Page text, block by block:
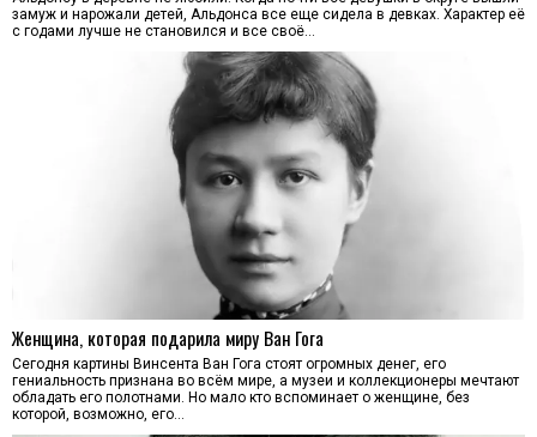
замуж и нарожали детей, Альдонса все еще сидела в девках. Характер её
с годами лучше не становился и все своё…
Женщина, которая подарила миру Ван Гога
Сегодня картины Винсента Ван Гога стоят огромных денег, его
гениальность признана во всём мире, а музеи и коллекционеры мечтают
обладать его полотнами. Но мало кто вспоминает о женщине, без
которой, возможно, его…